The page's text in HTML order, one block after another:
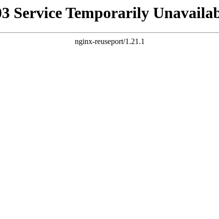
Service Temporarily
nginx-reuseport/1.21.1